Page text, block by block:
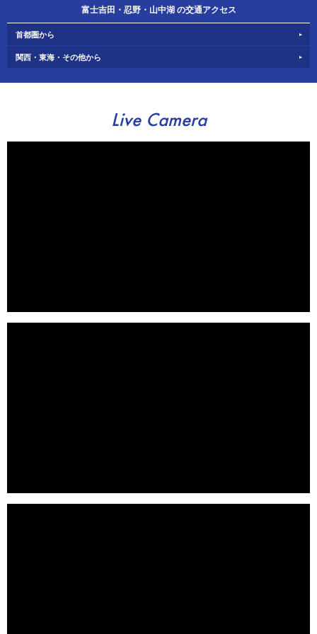
富士吉田・忍野・山中湖 の交通アクセス
首都圏から
関西・東海・その他から
Live Camera